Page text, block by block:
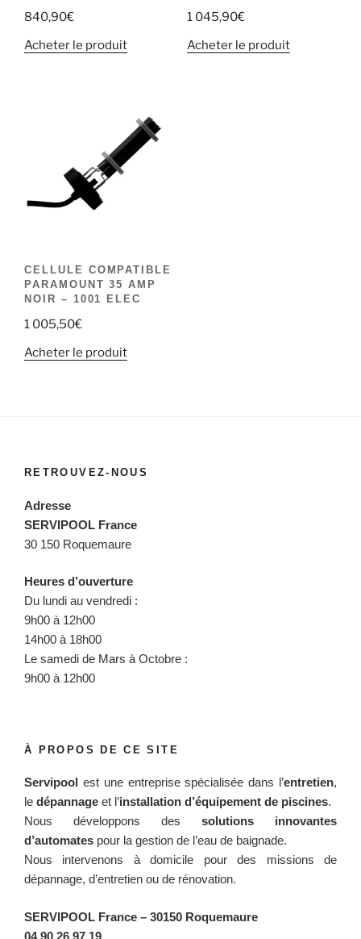
840,90€
Acheter le produit
1 045,90€
Acheter le produit
CELLULE COMPATIBLE
PARAMOUNT 35 AMP
NOIR – 1001 ELEC
1 005,50€
Acheter le produit
RETROUVEZ-NOUS
Adresse
SERVIPOOL France
30 150 Roquemaure
Heures d’ouverture
Du lundi au vendredi :
9h00 à 12h00
14h00 à 18h00
Le samedi de Mars à Octobre :
9h00 à 12h00
À PROPOS DE CE SITE
Servipool est une entreprise spécialisée dans l’entretien,
le dépannage et l’installation d’équipement de piscines.
Nous développons des solutions innovantes
d’automates pour la gestion de l’eau de baignade.
Nous intervenons à domicile pour des missions de
dépannage, d’entretien ou de rénovation.
SERVIPOOL France – 30150 Roquemaure
04 90 26 97 19